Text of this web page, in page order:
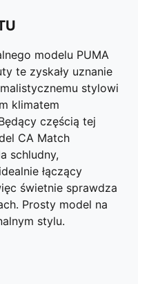
modelu PUMA
te zyskały uznanie
stylowi
klimatem
częścią tej
CA Match
schludny,
łączący
świetnie sprawdza
Prosty model na
stylu.